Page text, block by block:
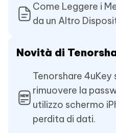
Come Leggere i
da un Altro
Novità di
Tenorshare
rimuovere la
utilizzo schermo
perdita di dati.